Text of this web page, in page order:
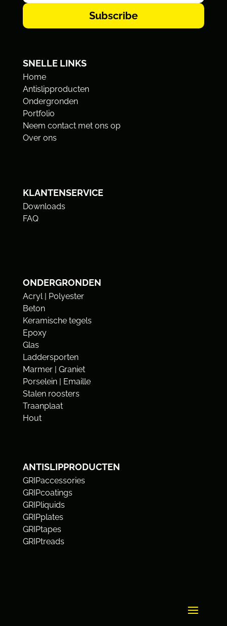
Subscribe
SNELLE LINKS
Home
Antislipproducten
Ondergronden
Portfolio
Neem contact met ons op
Over ons
KLANTENSERVICE
Downloads
FAQ
ONDERGRONDEN
Acryl | Polyester
Beton
Keramische tegels
Epoxy
Glas
Laddersporten
Marmer | Graniet
Porselein | Emaille
Stalen roosters
Traanplaat
Hout
ANTISLIPPRODUCTEN
GRIPaccessories
GRIPcoatings
GRIPliquids
GRIPplates
GRIPtapes
GRIPtreads